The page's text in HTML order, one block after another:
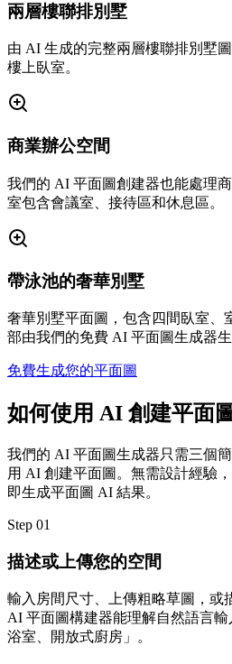
兩層樓聯排別墅
由 AI 生成的完整兩層樓聯排別墅
樓上臥室。
商業辦公空間
我們的 AI 平面圖創建器也能處理
室包含會議室、接待區和休息區。
帶泳池的奢華別墅
奢華別墅平面圖，包含四間臥室、
部由我們的免費 AI 平面圖生成器生
免費生成您的平面圖
如何使用 AI 創建平面圖
我們的 AI 平面圖生成器只需三個
用 AI 創建平面圖。無需設計經驗
即生成平面圖 AI 結果。
Step 01
描述或上傳您的空間
輸入房間尺寸、上傳粗略草圖，或
AI 平面圖構建器能理解自然語言輸
浴室、開放式廚房」。